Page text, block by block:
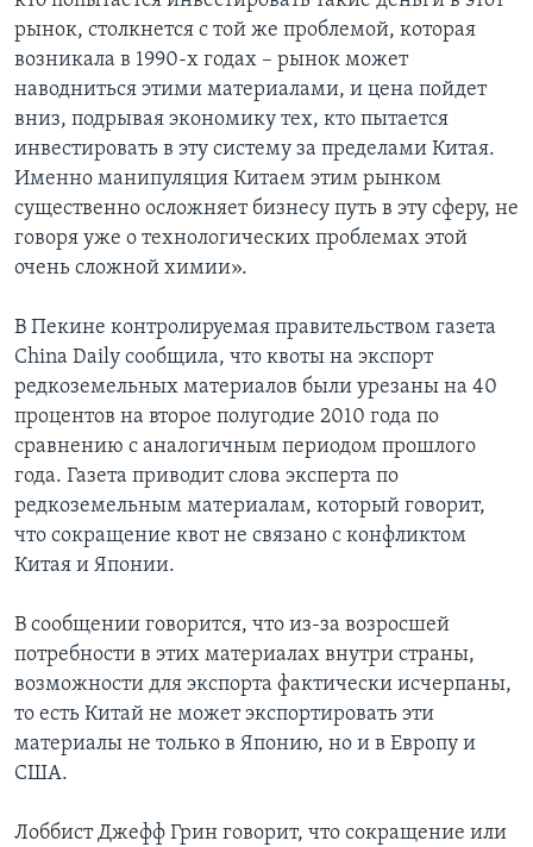
рынок, столкнется с той же проблемой, которая
возникала в 1990-х годах – рынок может
наводниться этими материалами, и цена пойдет
вниз, подрывая экономику тех, кто пытается
инвестировать в эту систему за пределами Китая.
Именно манипуляция Китаем этим рынком
существенно осложняет бизнесу путь в эту сферу, не
говоря уже о технологических проблемах этой
очень сложной химии».
В Пекине контролируемая правительством газета
China Daily сообщила, что квоты на экспорт
редкоземельных материалов были урезаны на 40
процентов на второе полугодие 2010 года по
сравнению с аналогичным периодом прошлого
года. Газета приводит слова эксперта по
редкоземельным материалам, который говорит,
что сокращение квот не связано с конфликтом
Китая и Японии.
В сообщении говорится, что из-за возросшей
потребности в этих материалах внутри страны,
возможности для экспорта фактически исчерпаны,
то есть Китай не может экспортировать эти
материалы не только в Японию, но и в Европу и
США.
Лоббист Джефф Грин говорит, что сокращение или